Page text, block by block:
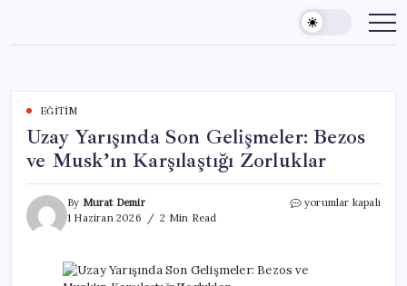
content
EĞITIM
Uzay Yarışında Son Gelişmeler: Bezos
ve Musk’ın Karşılaştığı Zorluklar
By Murat Demir
1 Haziran 2026
2 Min Read
Uzay
ve
yorumlar kapalı